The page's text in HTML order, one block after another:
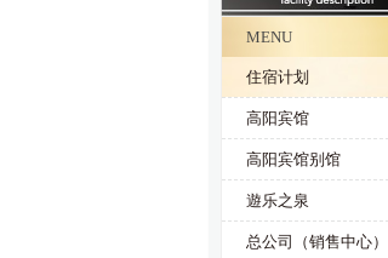
MENU
住宿计划
高阳宾馆
高阳宾馆别馆
遊乐之泉
总公司（销售中心）